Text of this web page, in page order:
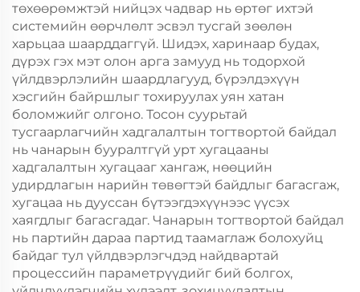
төхөөрөмжтэй нийцэх чадвар нь өртөг ихтэй
системийн өөрчлөлт эсвэл тусгай зөөлөн
харьцаа шаарддаггүй. Шидэх, харинаар будах,
дүрэх гэх мэт олон арга замууд нь тодорхой
үйлдвэрлэлийн шаардлагууд, бүрэлдэхүүн
хэсгийн байршлыг тохируулах уян хатан
боломжийг олгоно. Тосон суурьтай
тусгаарлагчийн хадгалалтын тогтвортой байдал
нь чанарын бууралтгүй урт хугацааны
хадгалалтын хугацааг хангаж, нөөцийн
удирдлагын нарийн төвөгтэй байдлыг багасгаж,
хугацаа нь дууссан бүтээгдэхүүнээс үүсэх
хаягдлыг багасгадаг. Чанарын тогтвортой байдал
нь партийн дараа партид таамаглаж болохуйц
байдаг тул үйлдвэрлэгчдэд найдвартай
процессийн параметрүүдийг бий болгох,